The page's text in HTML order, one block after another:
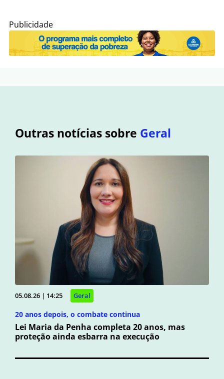
Publicidade
Outras notícias sobre Geral
05.08.26 | 14:25 Geral
20 anos depois, o combate continua
Lei Maria da Penha completa 20 anos, mas
proteção ainda esbarra na execução